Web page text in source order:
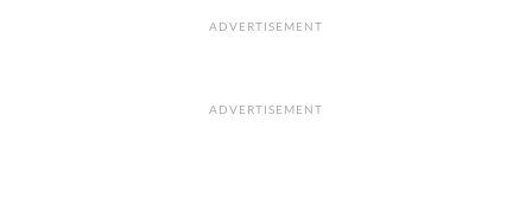
ADVERTISEMENT
ADVERTISEMENT